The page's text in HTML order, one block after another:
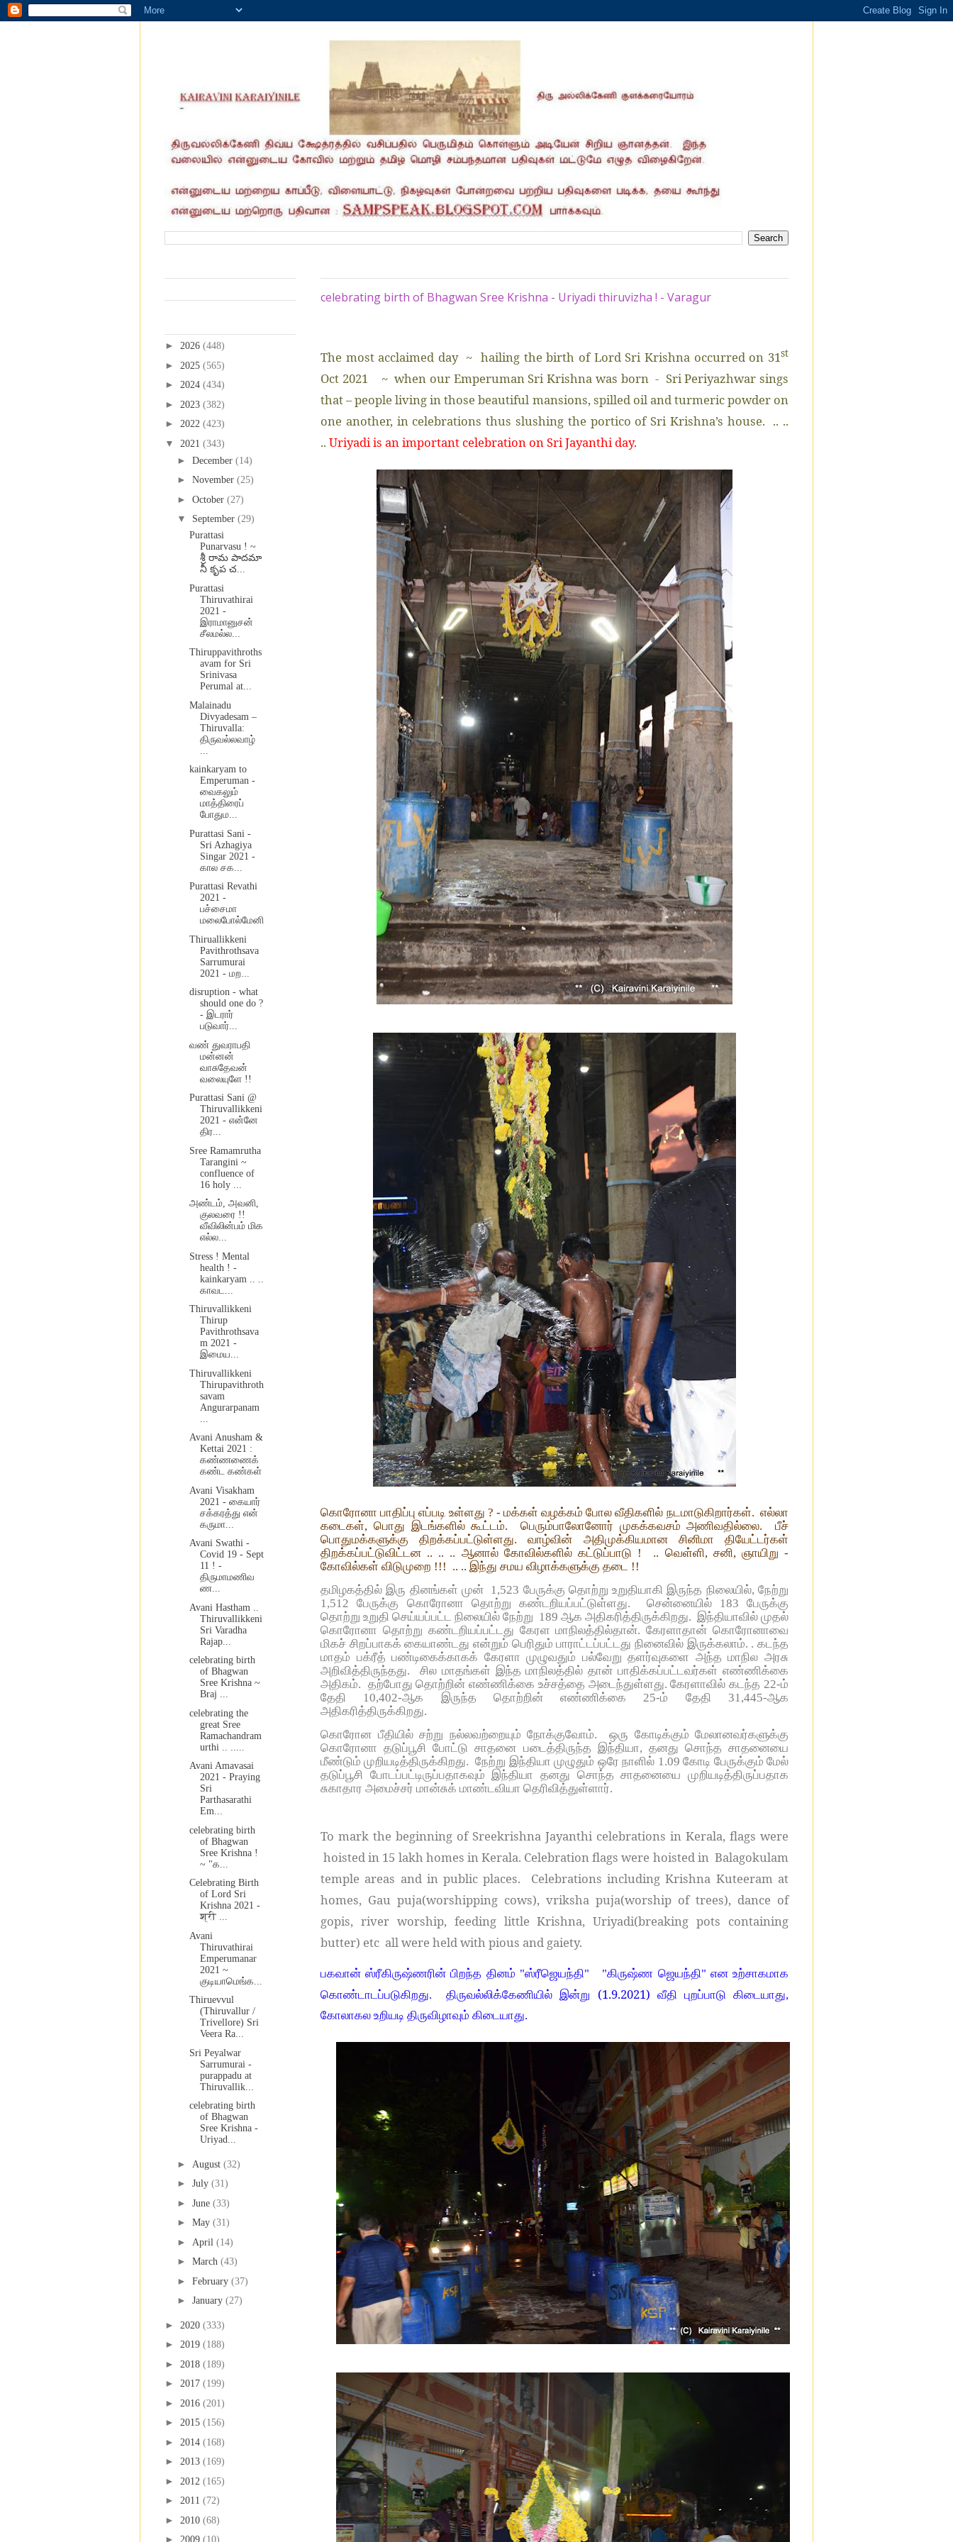
celebrating birth of Bhagwan Sree Krishna - Uriyadi thiruvizha ! - Varagur
The most acclaimed day ~ hailing the birth of Lord Sri Krishna occurred on 31st
Oct 2021
~ when our Emperuman Sri Krishna was born - Sri Periyazhwar sings
that – people living in those beautiful mansions, spilled oil and turmeric powder on
one another, in celebrations thus slushing the portico of Sri Krishna’s house. .. ..
.. Uriyadi is an important celebration on Sri Jayanthi day.
கொரோனா பாதிப்பு எப்படி உள்ளது ? - மக்கள் வழக்கம் போல வீதிகளில் நடமாடுகிறார்கள். எல்லா
கடைகள், பொது இடங்களில் கூட்டம்.
பெரும்பாலோனோர் முகக்கவசம் அணிவதில்லை.
பீச்
பொதுமக்களுக்கு திறக்கப்பட்டுள்ளது. வாழ்வின் அதிமுக்கியமான சினிமா தியேட்டர்கள்
திறக்கப்பட்டுவிட்டன .. .. .. ஆனால் கோவில்களில் கட்டுப்பாடு !
.. வெள்ளி, சனி, ஞாயிறு -
கோவில்கள் விடுமுறை !!! .. .. இந்து சமய விழாக்களுக்கு தடை !!
தமிழகத்தில் இரு தினங்கள் முன் 1,523 பேருக்கு தொற்று உறுதியாகி இருந்த நிலையில், நேற்று
1,512 பேருக்கு கொரோனா தொற்று கண்டறியப்பட்டுள்ளது.
சென்னையில் 183 பேருக்கு
தொற்று உறுதி செய்யப்பட்ட நிலையில் நேற்று 189 ஆக அதிகரித்திருக்கிறது. இந்தியாவில் முதல்
கொரோனா தொற்று கண்டறியப்பட்டது கேரள மாநிலத்தில்தான். கேரளாதான் கொரோனாவை
மிகச் சிறப்பாகக் கையாண்டது என்றும் பெரிதும் பாராட்டப்பட்டது நினைவில் இருக்கலாம். . கடந்த
மாதம் பக்ரீத் பண்டிகைக்காகக் கேரளா முழுவதும் பல்வேறு தளர்வுகளை அந்த மாநில அரசு
அறிவித்திருந்தது.
சில மாதங்கள் இந்த மாநிலத்தில் தான் பாதிக்கப்பட்டவர்கள் எண்ணிக்கை
அதிகம். தற்போது தொற்றின் எண்ணிக்கை உச்சத்தை அடைந்துள்ளது. கேரளாவில் கடந்த 22-ம்
தேதி 10,402-ஆக இருந்த தொற்றின் எண்ணிக்கை 25-ம் தேதி 31,445-ஆக
அதிகரித்திருக்கிறது.
கொரோன பீதியில் சற்று நல்லவற்றையும் நோக்குவோம்.
ஒரு கோடிக்கும் மேலானவர்களுக்கு
கொரோனா தடுப்பூசி போட்டு சாதனை படைத்திருந்த இந்தியா, தனது சொந்த சாதனையை
மீண்டும் முறியடித்திருக்கிறது. நேற்று இந்தியா முழுதும் ஒரே நாளில் 1.09 கோடி பேருக்கும் மேல்
தடுப்பூசி போடப்பட்டிருப்பதாகவும் இந்தியா தனது சொந்த சாதனையை முறியடித்திருப்பதாக
சுகாதார அமைச்சர் மான்சுக் மாண்டவியா தெரிவித்துள்ளார்.
To mark the beginning of Sreekrishna Jayanthi celebrations in Kerala, flags were
hoisted in 15 lakh homes in Kerala. Celebration flags were hoisted in Balagokulam
temple areas and in public places.
Celebrations including Krishna Kuteeram at
homes, Gau puja(worshipping cows), vriksha puja(worship of trees), dance of
gopis, river worship, feeding little Krishna, Uriyadi(breaking pots containing
butter) etc all were held with pious and gaiety.
பகவான் ஸ்ரீகிருஷ்ணரின் பிறந்த தினம் "ஸ்ரீஜெயந்தி"
"கிருஷ்ண ஜெயந்தி" என உற்சாகமாக
கொண்டாடப்படுகிறது.
திருவல்லிக்கேணியில் இன்று (1.9.2021) வீதி புறப்பாடு கிடையாது,
கோலாகல உறியடி திருவிழாவும் கிடையாது.
► 2026 (448)
► 2025 (565)
► 2024 (434)
► 2023 (382)
► 2022 (423)
▼ 2021 (343)
► December (14)
► November (25)
► October (27)
▼ September (29)
Purattasi
Punarvasu ! ~
శ్రీ రామ పాదమా
నీ కృప చ...
Purattasi
Thiruvathirai
2021 -
இராமானுசன்
சீலமல்ல...
Thiruppavithroths
avam for Sri
Srinivasa
Perumal at...
Malainadu
Divyadesam –
Thiruvalla:
திருவல்லவாழ்
kainkaryam to
Emperuman -
வைகலும்
மாத்திரைப்
போதும...
Purattasi Sani -
Sri Azhagiya
Singar 2021 -
கால சக...
Purattasi Revathi
2021 -
பச்சைமா
மலைபோல்மேனி
Thiruallikkeni
Pavithrothsava
Sarrumurai
2021 - மற...
disruption - what
should one do ?
- இடரார்
படுவார்...
வண் துவராபதி
மன்னன்
வாசுதேவன்
வலையுளே !!
Purattasi Sani @
Thiruvallikkeni
2021 - என்னே
திர...
Sree Ramamrutha
Tarangini ~
confluence of
16 holy ...
அண்டம், அவனி,
குலவரை !!
வீவிலின்பம் மிக
எல்ல...
Stress ! Mental
health ! -
kainkaryam .. ..
காவட...
Thiruvallikkeni
Thirup
Pavithrothsava
m 2021 -
இமைய...
Thiruvallikkeni
Thirupavithroth
savam
Angurarpanam
Avani Anusham &
Kettai 2021 :
கண்ணணைக்
கண்ட கண்கள்
Avani Visakham
2021 - கையார்
சக்கரத்து என்
கருமா...
Avani Swathi -
Covid 19 - Sept
11 ! -
திருமாமணிவ
ண...
Avani Hastham ..
Thiruvallikkeni
Sri Varadha
Rajap...
celebrating birth
of Bhagwan
Sree Krishna ~
Braj ...
celebrating the
great Sree
Ramachandram
urthi .. .....
Avani Amavasai
2021 - Praying
Sri
Parthasarathi
Em...
celebrating birth
of Bhagwan
Sree Krishna !
~ "க...
Celebrating Birth
of Lord Sri
Krishna 2021 -
श्री ...
Avani
Thiruvathirai
Emperumanar
2021 ~
குடியாமெங்க...
Thiruevvul
(Thiruvallur /
Trivellore) Sri
Veera Ra...
Sri Peyalwar
Sarrumurai -
purappadu at
Thiruvallik...
celebrating birth
of Bhagwan
Sree Krishna -
Uriyad...
► August (32)
► July (31)
► June (33)
► May (31)
► April (14)
► March (43)
► February (37)
► January (27)
► 2020 (333)
► 2019 (188)
► 2018 (189)
► 2017 (199)
► 2016 (201)
► 2015 (156)
► 2014 (168)
► 2013 (169)
► 2012 (165)
► 2011 (72)
► 2010 (68)
► 2009 (10)